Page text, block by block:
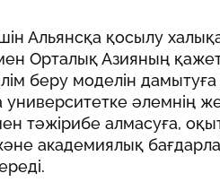
Альянсқа қосылу
Орталық Азияның
беру моделін дамытуға
әлемнің
тәжірибе алмасуға,
академиялық